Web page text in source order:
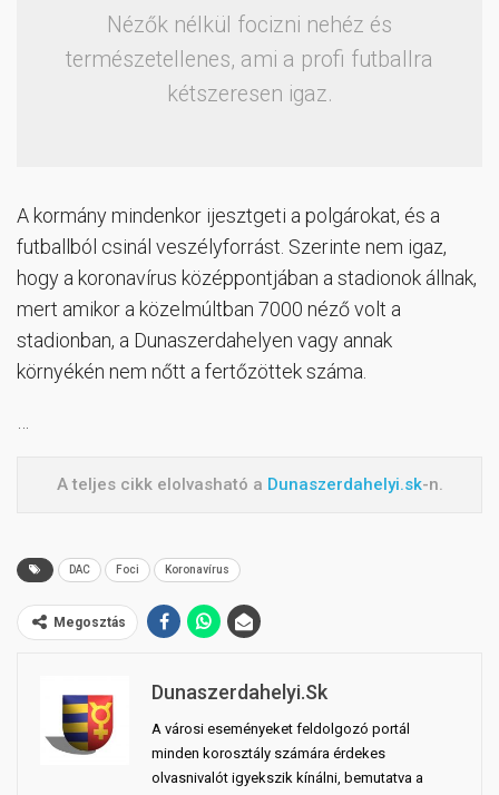
Nézők nélkül focizni nehéz és
természetellenes, ami a profi futballra
kétszeresen igaz.
A kormány mindenkor ijesztgeti a polgárokat, és a
futballból csinál veszélyforrást. Szerinte nem igaz,
hogy a koronavírus középpontjában a stadionok állnak,
mert amikor a közelmúltban 7000 néző volt a
stadionban, a Dunaszerdahelyen vagy annak
környékén nem nőtt a fertőzöttek száma.
A teljes cikk elolvasható a Dunaszerdahelyi.sk-n.
DAC Foci Koronavírus
Megosztás
Dunaszerdahelyi.sk
A városi eseményeket feldolgozó portál
minden korosztály számára érdekes
olvasnivalót igyekszik kínálni, bemutatva a